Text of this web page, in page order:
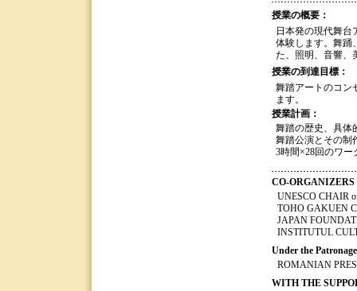
授業の概要：
日本発の現代舞台
体験します。舞踊
た、照明、音響、
授業の到達目標：
舞踏アートのコン
ます。
授業計画：
舞踏の歴史、具体
舞踏公演とその制
3時間×28回のワー
CO-ORGANIZERS
UNESCO CHAIR
TOHO GAKUEN
JAPAN
INSTITUTUL
Under the
ROMANIAN
WITH THE